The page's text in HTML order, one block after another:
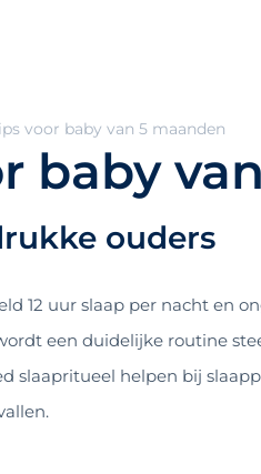
voor baby van 5 maanden
baby
ouders
12 uur slaap per nacht en
een duidelijke routine
slaapritueel helpen bij